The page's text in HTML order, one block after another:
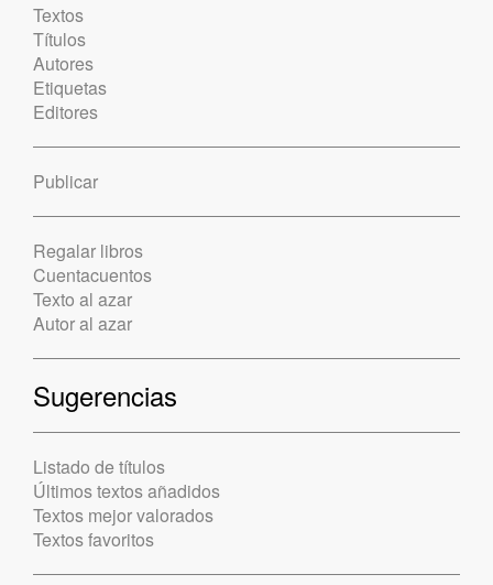
Textos
Títulos
Autores
Etiquetas
Editores
Publicar
Regalar libros
Cuentacuentos
Texto al azar
Autor al azar
Sugerencias
Listado de títulos
Últimos textos añadidos
Textos mejor valorados
Textos favoritos